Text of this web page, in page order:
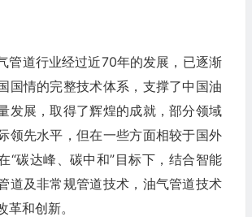
管道行业经过近70年的发展，已逐渐
国情的完整技术体系，支撑了中国油
发展，取得了辉煌的成就，部分领域
领先水平，但在一些方面相较于国外
“碳达峰、碳中和”目标下，结合智能
道及非常规管道技术，油气管道技术
革和创新。